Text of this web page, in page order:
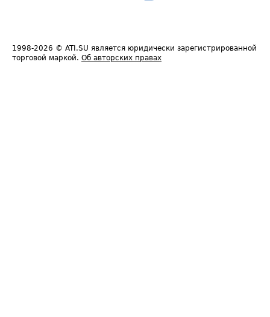
1998-2026 © ATI.SU является юридически зарегистрированной
торговой маркой. Об авторских правах